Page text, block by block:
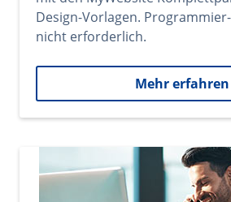
Design-Vorlagen.
nicht erforderlich.
Mehr erfahren